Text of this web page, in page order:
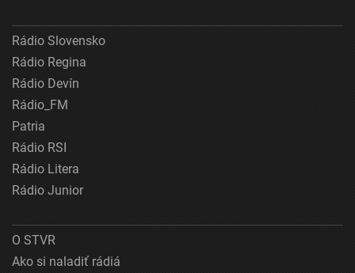
Rádio Slovensko
Rádio Regina
Rádio Devín
Rádio_FM
Patria
Rádio RSI
Rádio Litera
Rádio Junior
O STVR
Ako si naladiť rádiá